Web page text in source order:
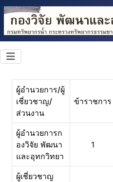
ผู้อำนวยการ/ผู้
เชี่ยวชาญ/
ส่วนงาน
ข้าราชการ
ผู้อำนวยการก
องวิจัย พัฒนา
และอุทกวิทยา
1
ผู้เชี่ยวชาญ